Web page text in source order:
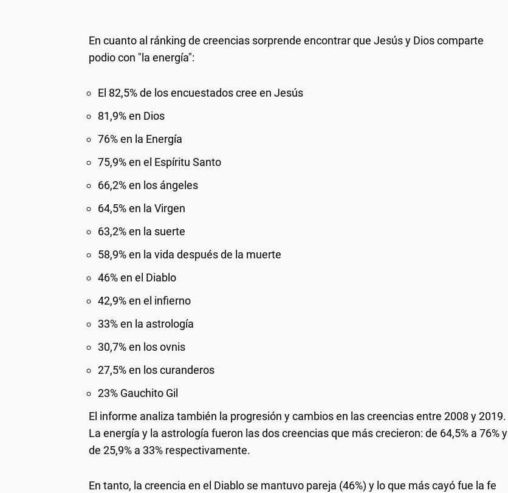
En cuanto al ránking de creencias sorprende encontrar que Jesús y Dios comparte
podio con "la energía":
El 82,5% de los encuestados cree en Jesús
81,9% en Dios
️76% en la Energía
75,9% en el Espíritu Santo
66,2% en los ángeles
64,5% en la Virgen
63,2% en la suerte
58,9% en la vida después de la muerte
46% en el Diablo
42,9% en el infierno
33% en la astrología
30,7% en los ovnis
27,5% en los curanderos
23% Gauchito Gil
El informe analiza también la progresión y cambios en las creencias entre 2008 y 2019.
La energía y la astrología fueron las dos creencias que más crecieron: de 64,5% a 76% y
de 25,9% a 33% respectivamente.
En tanto, la creencia en el Diablo se mantuvo pareja (46%) y lo que más cayó fue la fe